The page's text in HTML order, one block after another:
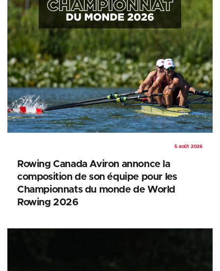
5 août 2026
Rowing Canada Aviron annonce la
composition de son équipe pour les
Championnats du monde de World
Rowing 2026